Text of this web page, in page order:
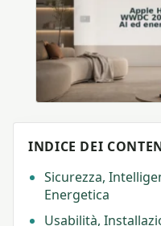
INDICE DEI
Sicurezza,
Energetica
Usabilità,